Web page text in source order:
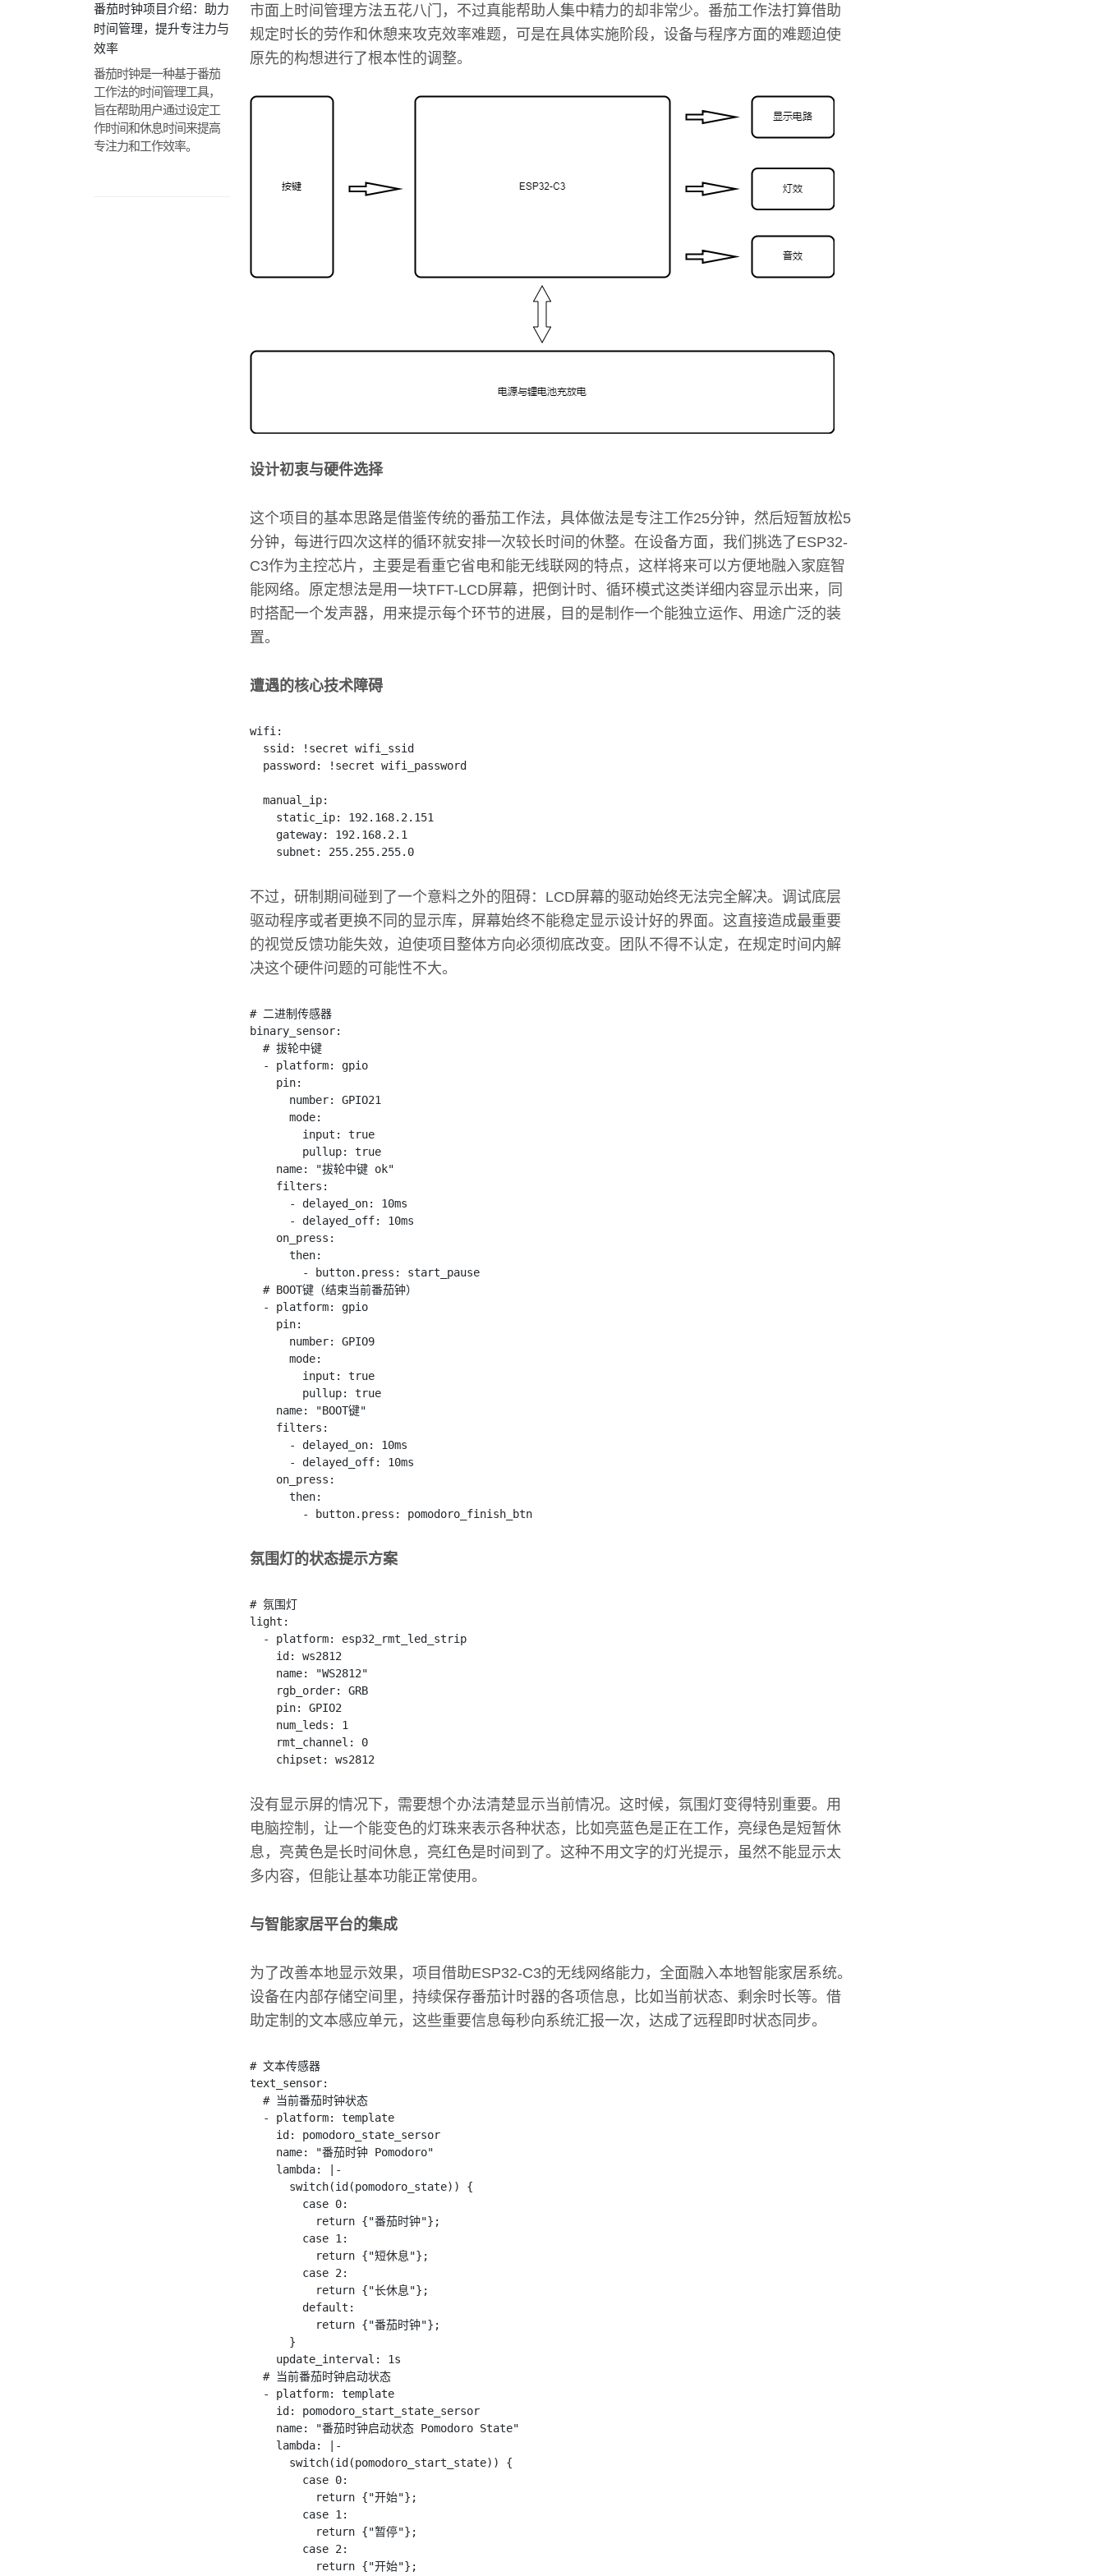
番茄时钟项目介绍：助力
时间管理，提升专注力与
效率
番茄时钟是一种基于番茄
工作法的时间管理工具，
旨在帮助用户通过设定工
作时间和休息时间来提高
专注力和工作效率。
市面上时间管理方法五花八门，不过真能帮助人集中精力的却非常少。番茄工作法打算借助
规定时长的劳作和休憩来攻克效率难题，可是在具体实施阶段，设备与程序方面的难题迫使
原先的构想进行了根本性的调整。
设计初衷与硬件选择
这个项目的基本思路是借鉴传统的番茄工作法，具体做法是专注工作25分钟，然后短暂放松5
分钟，每进行四次这样的循环就安排一次较长时间的休整。在设备方面，我们挑选了ESP32-
C3作为主控芯片，主要是看重它省电和能无线联网的特点，这样将来可以方便地融入家庭智
能网络。原定想法是用一块TFT-LCD屏幕，把倒计时、循环模式这类详细内容显示出来，同
时搭配一个发声器，用来提示每个环节的进展，目的是制作一个能独立运作、用途广泛的装
置。
遭遇的核心技术障碍
wifi :
ssid : ! secret wifi_ssid
password : ! secret wifi_password
manual_ip:
static_ip: 192.168.2 .151
gateway: 192.168.2 .1
subnet : 255.255.255.0
不过，研制期间碰到了一个意料之外的阻碍：LCD屏幕的驱动始终无法完全解决。调试底层
驱动程序或者更换不同的显示库，屏幕始终不能稳定显示设计好的界面。这直接造成最重要
的视觉反馈功能失效，迫使项目整体方向必须彻底改变。团队不得不认定，在规定时间内解
决这个硬件问题的可能性不大。
# 二进制传感器
binary_sensor:
  # 拔轮中键
-
platform:
gpio
pin:
number:
GPIO21
mode:
input :
true
pullup:
true
name:
"拔轮中键 ok"
filters :
-
delayed_on:
10ms
-
delayed_off:
10ms
on_press :
then:
-
button. press :
start_pause
  #
BOOT键（结束当前番茄钟）
-
platform:
gpio
pin:
number:
GPIO9
mode:
input :
true
pullup:
true
name:
"BOOT键"
filters :
-
delayed_on:
10ms
-
delayed_off:
10ms
on_press :
then:
-
button. press : pomodoro_finish_btn
氛围灯的状态提示方案
# 氛围灯
light :
-
platform:
esp32_rmt_led_strip
id :
ws2812
name:
"WS2812"
rgb_order:
GRB
pin:
GPIO2
num_leds :
1
rmt_channel :
0
chipset : ws2812
没有显示屏的情况下，需要想个办法清楚显示当前情况。这时候，氛围灯变得特别重要。用
电脑控制，让一个能变色的灯珠来表示各种状态，比如亮蓝色是正在工作，亮绿色是短暂休
息，亮黄色是长时间休息，亮红色是时间到了。这种不用文字的灯光提示，虽然不能显示太
多内容，但能让基本功能正常使用。
与智能家居平台的集成
为了改善本地显示效果，项目借助ESP32-C3的无线网络能力，全面融入本地智能家居系统。
设备在内部存储空间里，持续保存番茄计时器的各项信息，比如当前状态、剩余时长等。借
助定制的文本感应单元，这些重要信息每秒向系统汇报一次，达成了远程即时状态同步。
# 文本传感器
text_sensor:
  # 当前番茄时钟状态
-
platform:
template
id :
pomodoro_state_sersor
name:
"番茄时钟 Pomodoro"
lambda:
-
switch(id (pomodoro_state) )
{
case 0:
return {"番茄时钟"} ;
case 1 :
return {"短休息"} ;
case 2 :
return {"长休息"} ;
default :
return {"番茄时钟"} ;
}
update_interval :
1s
  # 当前番茄时钟启动状态
-
platform:
template
id :
pomodoro_start_state_sersor
name:
"番茄时钟启动状态 Pomodoro State"
lambda:
-
switch(id (pomodoro_start_state) )
{
case 0:
return {"开始"} ;
case 1 :
return {"暂停"} ;
case 2 :
return {"开始"} ;